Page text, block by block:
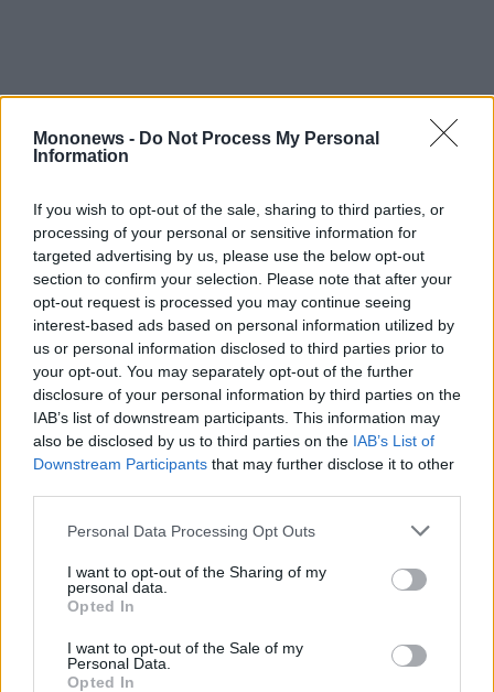
Mononews - Do Not Process My Personal
Information
If you wish to opt-out of the sale, sharing to third parties, or
processing of your personal or sensitive information for
targeted advertising by us, please use the below opt-out
section to confirm your selection. Please note that after your
opt-out request is processed you may continue seeing
interest-based ads based on personal information utilized by
us or personal information disclosed to third parties prior to
your opt-out. You may separately opt-out of the further
disclosure of your personal information by third parties on the
IAB’s list of downstream participants. This information may
also be disclosed by us to third parties on the IAB’s List of
Downstream Participants that may further disclose it to other
Personal Data Processing Opt Outs
I want to opt-out of the Sharing of my
personal data.
Opted In
I want to opt-out of the Sale of my
Personal Data.
Opted In
Συνεπώς, η συνολική συμμετοχή του
Ελληνικού Δημοσίου, τόσο άμεση όσο και
έμμεση, ανέρχεται σε 199.530.491 μετοχές
ΔΕΗ, αντιστοιχούσες στο 33,4% του μετοχικού
κεφαλαίου και των δικαιωμάτων ψήφου της
ΔΕΗ.
Διαβάστε επίσης
ΕΕ: Κοινό σχέδιο για μια πανευρωπαϊκή
Ένωση Κεφαλαιαγορών – «Έδωσαν τα χέρια»
Suisse